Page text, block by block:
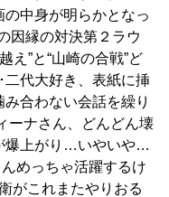
中身が明らかとなっ
因縁の対決第２ラウ
え”と“山崎の合戦”ど
二代大好き、表紙に挿
合わない会話を繰り
ーナさん、どんどん壊
爆上がり…いやいや…
めっちゃ活躍するけ
がこれまたやりおる